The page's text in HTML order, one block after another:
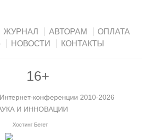
ЖУРНАЛ АВТОРАМ
ОПЛАТА
НОВОСТИ КОНТАКТЫ
16+
конференции 2010-2026
И ИННОВАЦИИ
Хостинг Бегет